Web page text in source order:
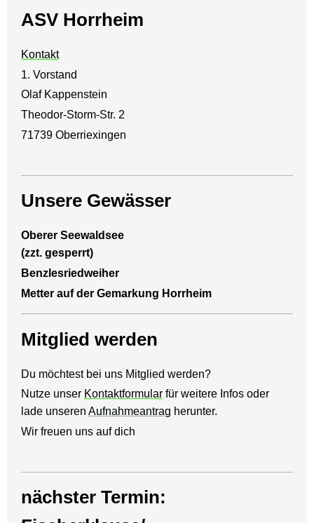
ASV Horrheim
Kontakt
1. Vorstand
Olaf Kappenstein
Theodor-Storm-Str. 2
71739 Oberriexingen
Unsere Gewässer
Oberer Seewaldsee
(zzt. gesperrt)
Benzlesriedweiher
Metter auf der Gemarkung Horrheim
Mitglied werden
Du möchtest bei uns Mitglied werden?
Nutze unser Kontaktformular für weitere Infos oder
lade unseren Aufnahmeantrag herunter.
Wir freuen uns auf dich
nächster Termin: